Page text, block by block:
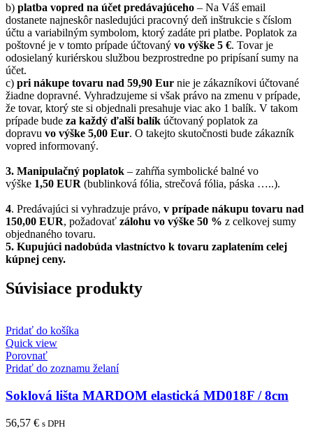
b) platba vopred na účet predávajúceho – Na Váš email
dostanete najneskôr nasledujúci pracovný deň inštrukcie s číslom
účtu a variabilným symbolom, ktorý zadáte pri platbe. Poplatok za
poštovné je v tomto prípade účtovaný vo výške 5 €. Tovar je
odosielaný kuriérskou službou bezprostredne po pripísaní sumy na
účet.
c) pri nákupe tovaru nad 59,90 Eur nie je zákazníkovi účtované
žiadne dopravné. Vyhradzujeme si však právo na zmenu v prípade,
že tovar, ktorý ste si objednali presahuje viac ako 1 balík. V takom
prípade bude za každý ďalší balík účtovaný poplatok za
dopravu vo výške 5,00 Eur. O takejto skutočnosti bude zákazník
vopred informovaný.
3. Manipulačný poplatok – zahŕňa symbolické balné vo
výške 1,50 EUR (bublinková fólia, strečová fólia, páska …..).
4. Predávajúci si vyhradzuje právo, v prípade nákupu tovaru nad
150,00 EUR, požadovať zálohu vo výške 50 % z celkovej sumy
objednaného tovaru.
5. Kupujúci nadobúda vlastníctvo k tovaru zaplatením celej
kúpnej ceny.
Súvisiace produkty
Pridať do košíka
Quick view
Porovnať
Pridať do zoznamu želaní
Soklová lišta MARDOM elastická MD018F / 8cm
56,57 € s DPH